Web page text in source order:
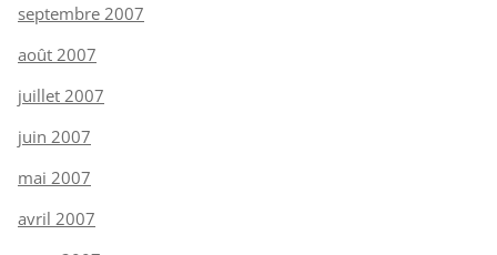
septembre 2007
août 2007
juillet 2007
juin 2007
mai 2007
avril 2007